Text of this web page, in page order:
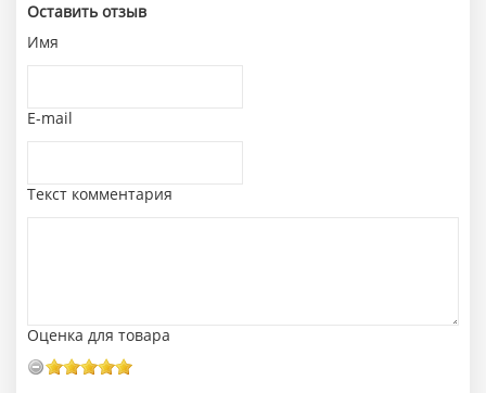
Оставить отзыв
Имя
E-mail
Текст комментария
Оценка для товара